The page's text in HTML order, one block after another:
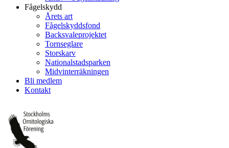
Fågelskydd
Årets art
Fågelskyddsfond
Backsvaleprojektet
Tornseglare
Storskarv
Nationalstadsparken
Midvinterräkningen
Bli medlem
Kontakt